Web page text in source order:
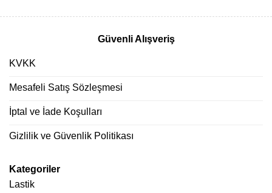
Güvenli Alışveriş
KVKK
Mesafeli Satış Sözleşmesi
İptal ve İade Koşulları
Gizlilik ve Güvenlik Politikası
Kategoriler
Lastik